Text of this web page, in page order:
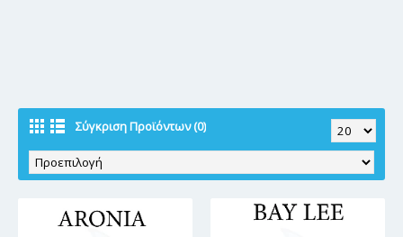
Σύγκριση Προϊόντων (0)